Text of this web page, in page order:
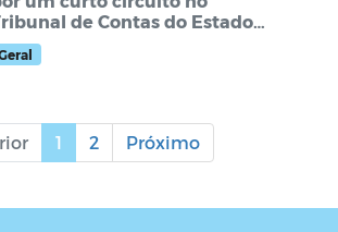
de Contas do Estado
fora do ar o site do TCE,
Po
1 2 Próximo